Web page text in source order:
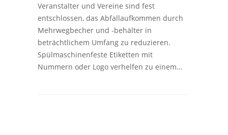
Veranstalter und Vereine sind fest
entschlossen, das Abfallaufkommen durch
Mehrwegbecher und -behälter in
beträchtlichem Umfang zu reduzieren.
Spülmaschinenfeste Etiketten mit
Nummern oder Logo verhelfen zu einem…